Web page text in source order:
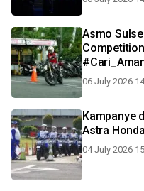
Asmo
06 July 2026
Kampanye
Astra
04 July 2026